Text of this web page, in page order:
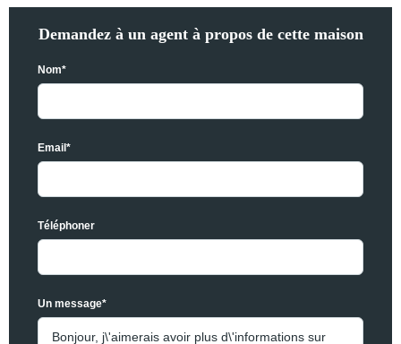
Demandez à un agent à propos de cette maison
Nom*
Email*
Téléphoner
Un message*